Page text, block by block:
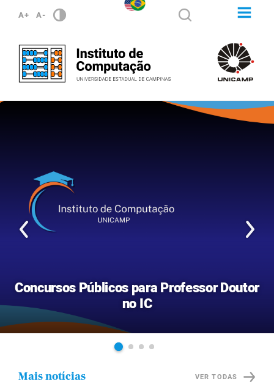
A+ A-
Concursos Públicos para Professor Doutor
no IC
Mais notícias VER TODAS